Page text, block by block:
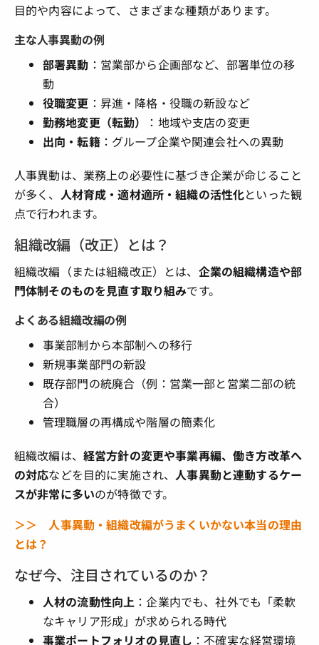
目的や内容によって、さまざまな種類があります。
主な人事異動の例
部署異動 ：営業部から企画部など、部署単位の移
動
役職変更 ：昇進・降格・役職の新設など
勤務地変更（転勤）
：地域や支店の変更
出向・転籍：グループ企業や関連会社への異動
人事異動は、業務上の必要性に基づき企業が命じること
が多く、 人材育成・適材適所・組織の活性化といった観
点で行われます。
組織改編（改正）とは？
組織改編（または組織改正）とは、 企業の組織構造や部
門体制そのものを見直す取り組みです。
よくある組織改編の例
事業部制から本部制への移行
新規事業部門の新設
既存部門の統廃合（例：営業一部と営業二部の統
合）
管理職層の再構成や階層の簡素化
組織改編は、 経営方針の変更や事業再編、働き方改革へ
の対応などを目的に実施され、人事異動と連動するケー
スが非常に多いのが特徴です。
＞＞ 人事異動・組織改編がうまくいかない本当の理由
とは？
なぜ今、注目されているのか？
人材の流動性向上 ：企業内でも、社外でも「柔軟
なキャリア形成」が求められる時代
事業ポートフォリオの見直し ：不確実な経営環境